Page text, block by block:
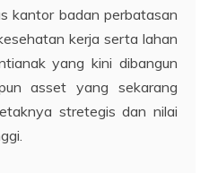
kantor badan perbatasan
kerja serta lahan
yang kini dibangun
asset yang sekarang
stretegis dan nilai